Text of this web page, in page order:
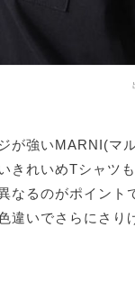
が強いMARNI(マ
きれいめTシャツ
なるのがポイント
違いでさらにさり